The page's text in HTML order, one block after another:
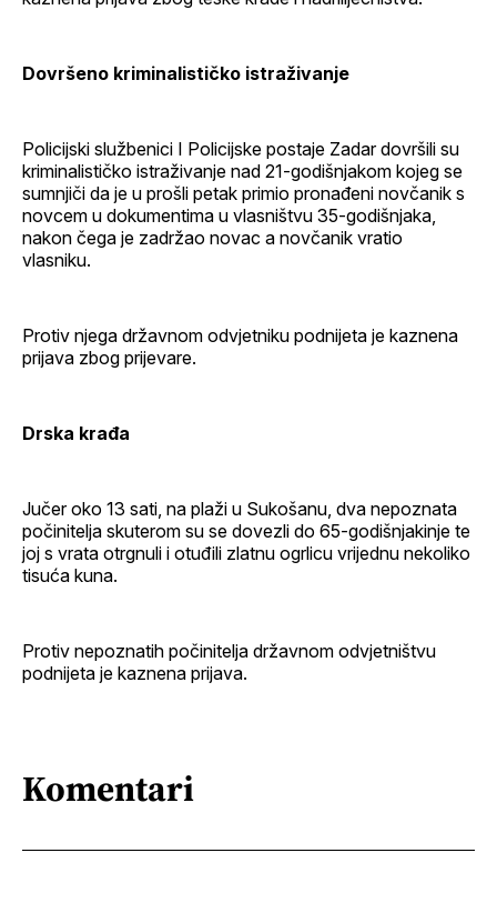
Dovršeno kriminalističko istraživanje
Policijski službenici I Policijske postaje Zadar dovršili su
kriminalističko istraživanje nad 21-godišnjakom kojeg se
sumnjiči da je u prošli petak primio pronađeni novčanik s
novcem u dokumentima u vlasništvu 35-godišnjaka,
nakon čega je zadržao novac a novčanik vratio
vlasniku.
Protiv njega državnom odvjetniku podnijeta je kaznena
prijava zbog prijevare.
Drska krađa
Jučer oko 13 sati, na plaži u Sukošanu, dva nepoznata
počinitelja skuterom su se dovezli do 65-godišnjakinje te
joj s vrata otrgnuli i otuđili zlatnu ogrlicu vrijednu nekoliko
tisuća kuna.
Protiv nepoznatih počinitelja državnom odvjetništvu
podnijeta je kaznena prijava.
Komentari